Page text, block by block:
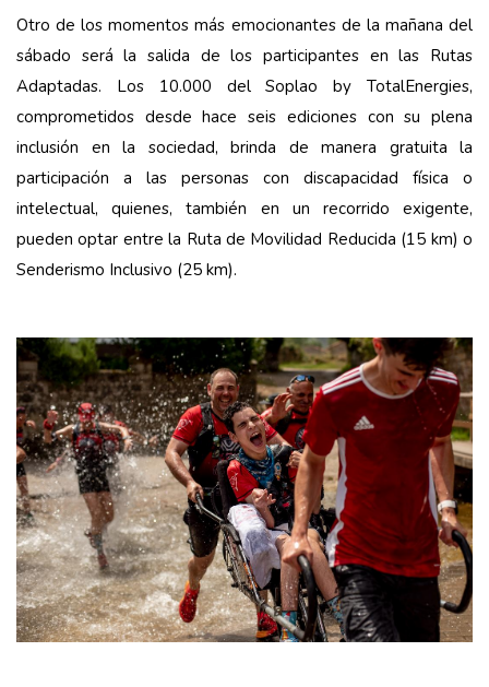
Otro de los momentos más emocionantes de la mañana del
sábado será la salida de los participantes en las Rutas
Adaptadas. Los 10.000 del Soplao by TotalEnergies,
comprometidos desde hace seis ediciones con su plena
inclusión en la sociedad, brinda de manera gratuita la
participación a las personas con discapacidad física o
intelectual, quienes, también en un recorrido exigente,
pueden optar entre la Ruta de Movilidad Reducida (15 km) o
Senderismo Inclusivo (25 km).